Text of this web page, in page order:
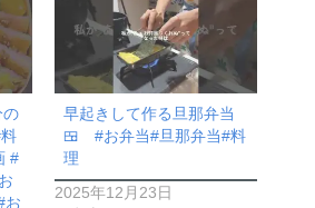
の
#
お
早起きして作る旦那弁当
🍱 #お弁当#旦那弁当#料
理
2025年12月23日